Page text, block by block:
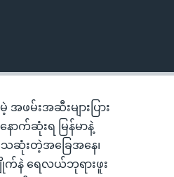
အဖမ်းအဆီးများပြား
က်ဆုံးရ မြန်မာနဲ့
ဆုံးတဲ့အခြေအနေ၊
က်နဲ ရေလယ်ဘုရားဖူး